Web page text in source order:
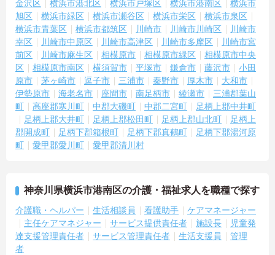
金沢区 横浜市港北区 横浜市戸塚区 横浜市港南区
横浜市
旭区
横浜市緑区 横浜市瀬谷区 横浜市栄区
横浜市泉区
横浜市青葉区
横浜市都筑区 川崎市 川崎市川崎区
川崎市
幸区
川崎市中原区 川崎市高津区 川崎市多摩区
川崎市宮
前区
川崎市麻生区 相模原市 相模原市緑区
相模原市中央
区
相模原市南区 横須賀市 平塚市 鎌倉市 藤沢市
小田
原市
茅ヶ崎市 逗子市 三浦市 秦野市 厚木市
大和市
伊勢原市
海老名市 座間市 南足柄市 綾瀬市
三浦郡葉山
町
高座郡寒川町 中郡大磯町 中郡二宮町
足柄上郡中井町
足柄上郡大井町
足柄上郡松田町 足柄上郡山北町
足柄上
郡開成町
足柄下郡箱根町 足柄下郡真鶴町
足柄下郡湯河原
町
愛甲郡愛川町 愛甲郡清川村
神奈川県横浜市港南区の介護・福祉求人を職種で探す
介護職・ヘルパー 生活相談員 看護助手
ケアマネージャー
主任ケアマネジャー
サービス提供責任者 施設長
児童発
達支援管理責任者
サービス管理責任者 生活支援員
管理
者